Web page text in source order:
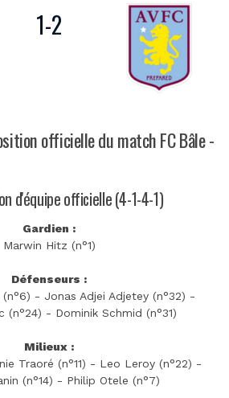
1-2
officielle du match FC Bâle -
d'équipe officielle (4-1-4-1)
Gardien :
Marwin Hitz (n°1)
Défenseurs :
- Jonas Adjei Adjetey (n°32) -
(n°24) - Dominik Schmid (n°31)
Milieux :
Traoré (n°11) - Leo Leroy (n°22) -
(n°14) - Philip Otele (n°7)